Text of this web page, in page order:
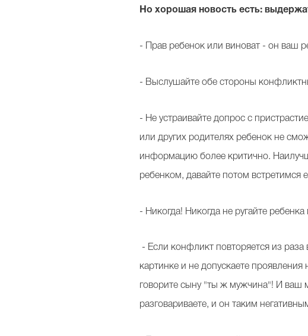
Но хорошая новость есть:
- Прав ребенок или виноват - он ваш
- Выслушайте обе стороны
- Не устраивайте допрос с
или других родителях ребенок не
информацию более критично.
ребенком, давайте потом встретимся
- Никогда! Никогда не ругайте
- Если конфликт повторяется из
картинке и не допускаете
говорите сыну "ты ж мужчина"! И ваш
разговариваете, и он таким